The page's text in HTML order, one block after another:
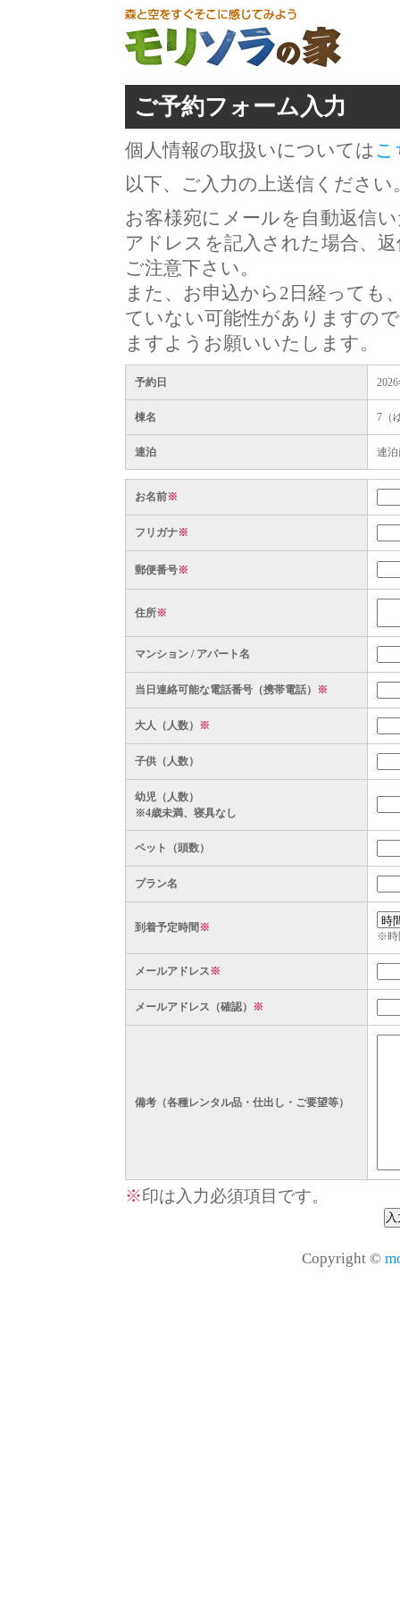
ご予約フォーム入力
個人情報の取扱いについては こ
以下、ご入力の上送信ください
お客様宛にメールを自動返信
アドレスを記入された場合、
ご注意下さい。
また、お申込から2日経っても
ていない可能性がありますの
ますようお願いいたします。
予約日
棟名 7（
連泊 連
お名前※
フリガナ※
郵便番号※
住所※
マンション / アパート名
当日連絡可能な電話番号（携帯電話） ※
大人（人数） ※
子供（人数）
幼児（人数）
※4歳未満、寝具なし
ペット（頭数）
プラン名
到着予定時間※
※時
メールアドレス※
メールアドレス（確認） ※
備考（各種レンタル品・仕出し・ご要望等）
※印は入力必須項目です。
Copyright ©